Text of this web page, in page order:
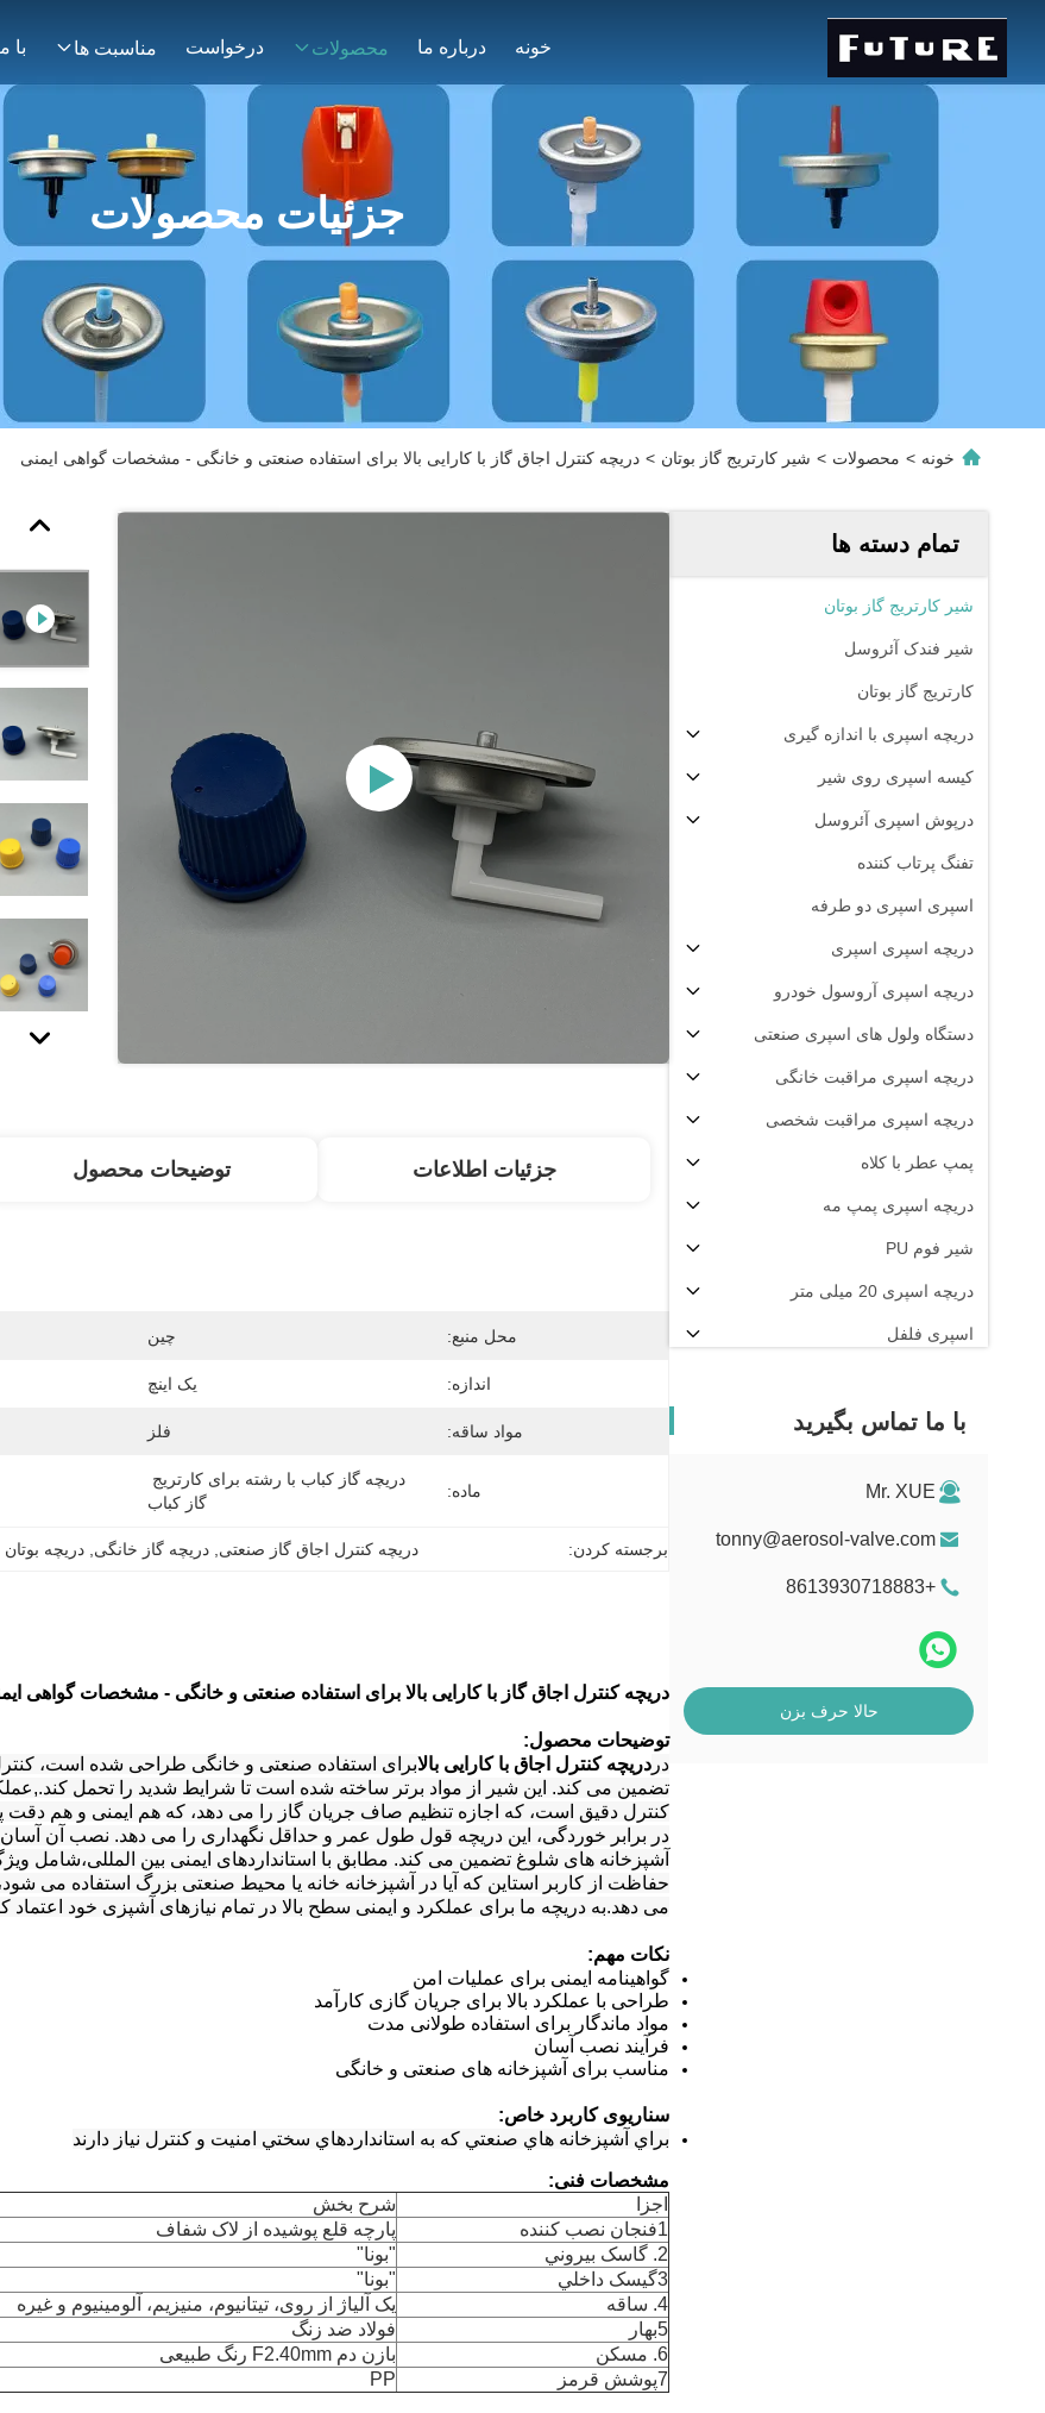
خونه درباره ما محصولات درخواست مناسبت ها
جزئیات محصولات
خونه > محصولات > شیر کارتریج گاز بوتان > دریچه کنترل اجاق گاز با کارایی بالا برای استفاده صنعتی و خانگی - مشخصات گواهی ایمنی
تمام دسته ها
شیر کارتریج گاز بوتان
شیر فندک آئروسل
کارتریج گاز بوتان
دریچه اسپری با اندازه گیری
کیسه اسپری روی شیر
درپوش اسپری آئروسل
تفنگ پرتاب کننده
اسپری اسپری دو طرفه
دریچه اسپری اسپری
دریچه اسپری آروسول خودرو
دستگاه ولول های اسپری صنعتی
دریچه اسپری مراقبت خانگی
دریچه اسپری مراقبت شخصی
پمپ عطر با کلاه
دریچه اسپری پمپ مه
شیر فوم PU
دریچه اسپری 20 میلی متر
اسپری فلفل
با ما تماس بگیرید
Mr. XUE
tonny@aerosol-valve.com
+8613930718883
حالا حرف بزن
جزئیات اطلاعات توضیحات محصول
محل منبع: چین
اندازه: یک اینچ
مواد ساقه: فلز
ماده:
گاز کباب
برجسته کردن: دریچه کنترل اجاق گاز صنعتی , دریچه گاز خانگی , دریچه بوتان
دریچه کنترل اجاق گاز با کارایی بالا برای استفاده صنعتی و خانگی - مشخصات گواهی
توضیحات محصول:
در دریچه کنترل اجاق با کارایی بالابرای استفاده صنعتی و خانگی طراحی شده است،
تضمین می کند. این شیر از مواد برتر ساخته شده است تا شرایط شدید را تحمل
کنترل دقیق است، که اجازه تنظیم صاف جریان گاز را می دهد، که هم ایمنی و هم
در برابر خوردگی، این دریچه قول طول عمر و حداقل نگهداری را می دهد. نصب آن
آشپزخانه های شلوغ تضمین می کند. مطابق با استانداردهای ایمنی بین المللی،شامل
حفاظت از کاربر استاین که آیا در آشپزخانه خانه یا محیط صنعتی بزرگ استفاده می
می دهد.به دریچه ما برای عملکرد و ایمنی سطح بالا در تمام نیازهای آشپزی خود اعتماد
نکات مهم:
گواهینامه ایمنی برای عملیات امن
طراحی با عملکرد بالا برای جریان گازی کارآمد
مواد ماندگار برای استفاده طولانی مدت
فرآیند نصب آسان
مناسب برای آشپزخانه های صنعتی و خانگی
سناریوی کاربرد خاص:
براي آشپزخانه هاي صنعتي که به استانداردهاي سختي امنيت و کنترل نياز دارند
مشخصات فنی:
اجزا
شرح بخش
1فنجان نصب کننده
پارچه قلع پوشیده از لاک شفاف
2. گاسک بيروني
"بونا"
3گيسک داخلي
"بونا"
4. ساقه
یک آلیاژ از روی، تیتانیوم، منیزیم، آلومینیوم و غیره
5بهار
فولاد ضد زنگ
6. مسکن
بازن دم F2.40mm رنگ طبیعی
7پوشش قرمز
PP